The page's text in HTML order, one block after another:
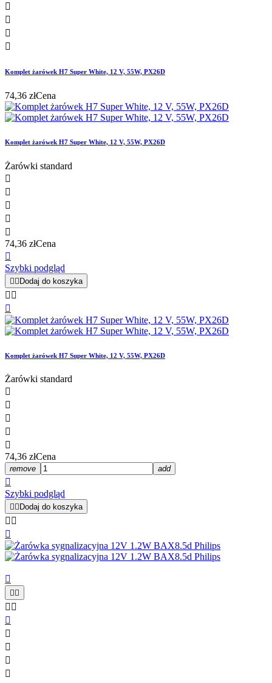




Komplet żarówek H7 Super White, 12 V, 55W, PX26D
74,36 złCena
Komplet żarówek H7 Super White, 12 V, 55W, PX26D
Żarówki standard





74,36 złCena

Szybki podgląd
Dodaj do koszyka
 

Komplet żarówek H7 Super White, 12 V, 55W, PX26D
Żarówki standard





74,36 złCena
remove add

Szybki podgląd
  Dodaj do koszyka
 


 
 




